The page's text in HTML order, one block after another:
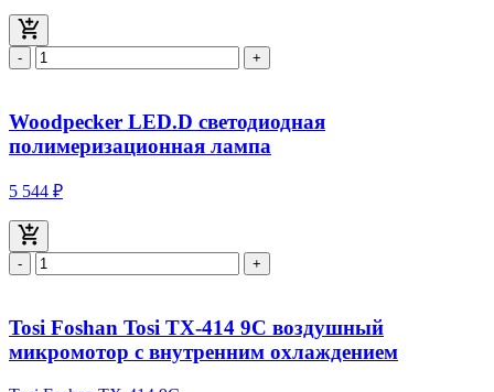
- +
Woodpecker LED.D светодиодная
полимеризационная лампа
5 544 ₽
- +
Tosi Foshan Tosi TX-414 9C воздушный
микромотор с внутренним охлаждением